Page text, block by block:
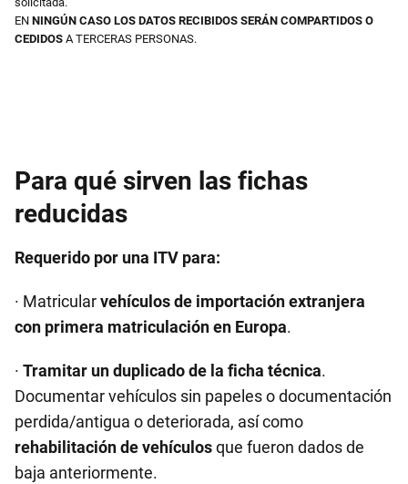
EN NINGÚN CASO LOS DATOS RECIBIDOS SERÁN COMPARTIDOS O
CEDIDOS A TERCERAS PERSONAS.
Para qué sirven las fichas
reducidas
Requerido por una ITV para:
· Matricularvehículos de importación extranjera
con primera matriculación en Europa.
· Tramitar un duplicado de la ficha técnica.
Documentar vehículos sin papeles o documentación
perdida/antigua o deteriorada, así como
rehabilitación de vehículosque fueron dados de
baja anteriormente.